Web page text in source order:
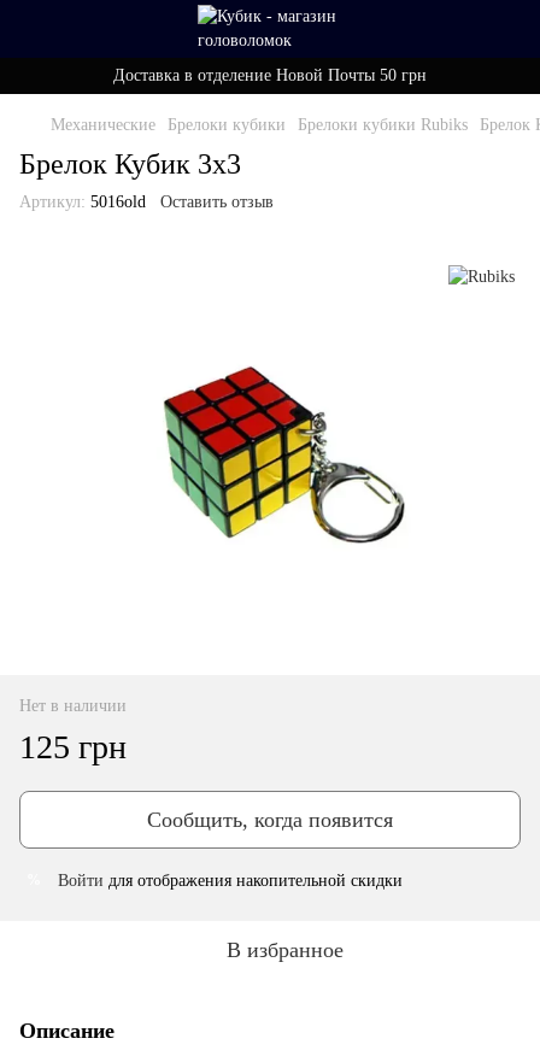
Доставка в отделение Новой Почты 50 грн
Механические Брелоки кубики Брелоки кубики Rubiks Брелок
Брелок Кубик 3х3
Артикул: 5016old Оставить отзыв
Нет в наличии
125 грн
Сообщить, когда появится
Войти для отображения накопительной скидки
В избранное
Описание